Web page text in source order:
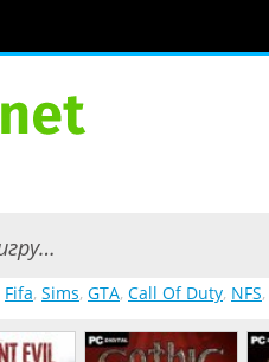
Fifa, Sims, GTA, Call Of Duty, NFS,